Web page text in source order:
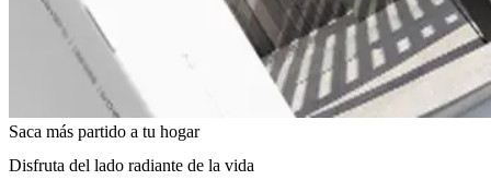
Saca más partido a tu hogar
Disfruta del lado radiante de la vida